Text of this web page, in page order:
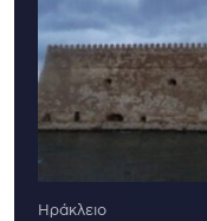
Ηράκλειο